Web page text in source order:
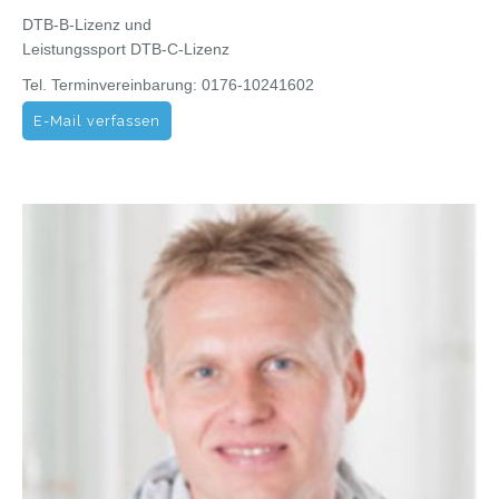
DTB-B-Lizenz und
Leistungssport DTB-C-Lizenz
Tel. Terminvereinbarung: 0176-10241602
E-Mail verfassen